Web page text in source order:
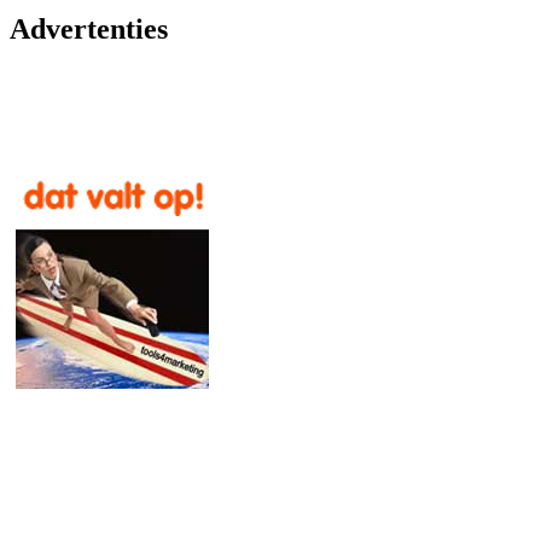
Advertenties